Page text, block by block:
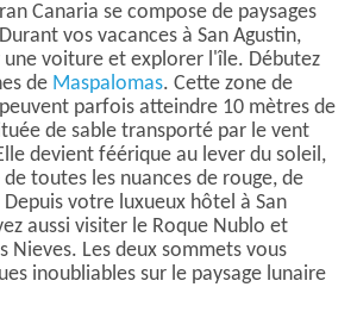
Canaria se compose de paysages
vos vacances à San Agustin,
une voiture et explorer l'île. Débutez
de Maspalomas. Cette zone de
parfois atteindre 10 mètres de
de sable transporté par le vent
devient féérique au lever du soleil,
toutes les nuances de rouge, de
votre luxueux hôtel à San
aussi visiter le Roque Nublo et
Nieves. Les deux sommets vous
inoubliables sur le paysage lunaire